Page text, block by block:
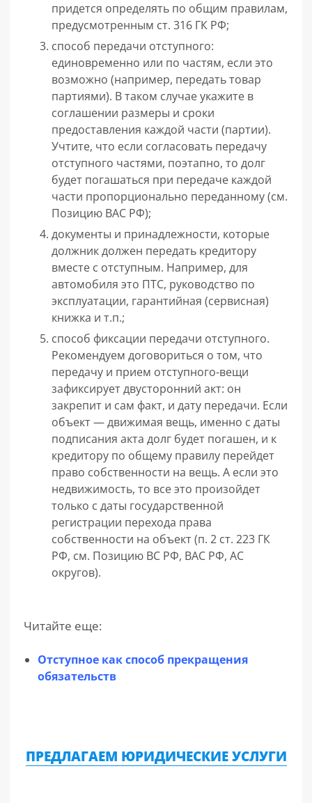
придется определять по общим правилам,
предусмотренным ст. 316 ГК РФ;
способ передачи отступного:
единовременно или по частям, если это
возможно (например, передать товар
партиями). В таком случае укажите в
соглашении размеры и сроки
предоставления каждой части (партии).
Учтите, что если согласовать передачу
отступного частями, поэтапно, то долг
будет погашаться при передаче каждой
части пропорционально переданному (см.
Позицию ВАС РФ);
документы и принадлежности, которые
должник должен передать кредитору
вместе с отступным. Например, для
автомобиля это ПТС, руководство по
эксплуатации, гарантийная (сервисная)
книжка и т.п.;
способ фиксации передачи отступного.
Рекомендуем договориться о том, что
передачу и прием отступного-вещи
зафиксирует двусторонний акт: он
закрепит и сам факт, и дату передачи. Если
объект — движимая вещь, именно с даты
подписания акта долг будет погашен, и к
кредитору по общему правилу перейдет
право собственности на вещь. А если это
недвижимость, то все это произойдет
только с даты государственной
регистрации перехода права
собственности на объект (п. 2 ст. 223 ГК
РФ, см. Позицию ВС РФ, ВАС РФ, АС
округов).
Читайте еще:
Отступное как способ прекращения
обязательств
ПРЕДЛАГАЕМ ЮРИДИЧЕСКИЕ УСЛУГИ